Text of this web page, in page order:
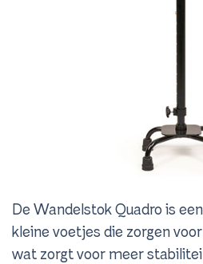
De Wandelstok Quadro is
kleine voetjes die zorgen
wat zorgt voor meer